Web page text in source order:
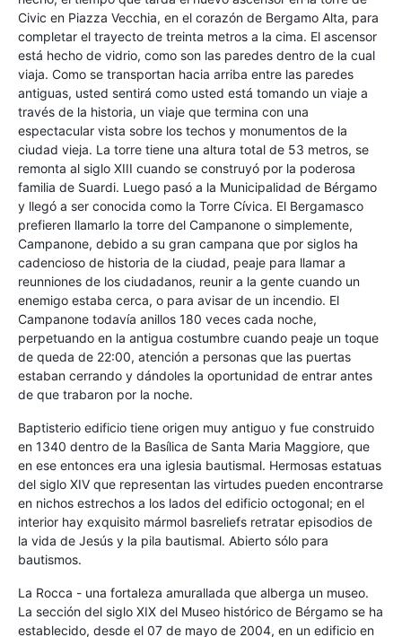
Civic en Piazza Vecchia, en el corazón de Bergamo Alta, para
completar el trayecto de treinta metros a la cima. El ascensor
está hecho de vidrio, como son las paredes dentro de la cual
viaja. Como se transportan hacia arriba entre las paredes
antiguas, usted sentirá como usted está tomando un viaje a
través de la historia, un viaje que termina con una
espectacular vista sobre los techos y monumentos de la
ciudad vieja. La torre tiene una altura total de 53 metros, se
remonta al siglo XIII cuando se construyó por la poderosa
familia de Suardi. Luego pasó a la Municipalidad de Bérgamo
y llegó a ser conocida como la Torre Cívica. El Bergamasco
prefieren llamarlo la torre del Campanone o simplemente,
Campanone, debido a su gran campana que por siglos ha
cadencioso de historia de la ciudad, peaje para llamar a
reunniones de los ciudadanos, reunir a la gente cuando un
enemigo estaba cerca, o para avisar de un incendio. El
Campanone todavía anillos 180 veces cada noche,
perpetuando en la antigua costumbre cuando peaje un toque
de queda de 22:00, atención a personas que las puertas
estaban cerrando y dándoles la oportunidad de entrar antes
de que trabaron por la noche.
Baptisterio edificio tiene origen muy antiguo y fue construido
en 1340 dentro de la Basílica de Santa Maria Maggiore, que
en ese entonces era una iglesia bautismal. Hermosas estatuas
del siglo XIV que representan las virtudes pueden encontrarse
en nichos estrechos a los lados del edificio octogonal; en el
interior hay exquisito mármol basreliefs retratar episodios de
la vida de Jesús y la pila bautismal. Abierto sólo para
bautismos.
La Rocca - una fortaleza amurallada que alberga un museo.
La sección del siglo XIX del Museo histórico de Bérgamo se ha
establecido, desde el 07 de mayo de 2004, en un edificio en